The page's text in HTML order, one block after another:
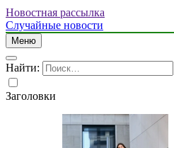
Новостная рассылка
Случайные новости
Меню
Найти:
Заголовки